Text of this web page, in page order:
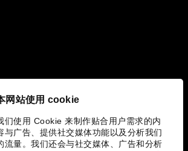
网站使用 cookie
们使用 Cookie 来制作贴合用户需求的内
与广告、提供社交媒体功能以及分析我们
流量。我们还会与社交媒体、广告和分析